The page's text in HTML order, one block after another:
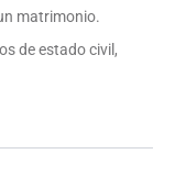
matrimonio.
de estado civil,